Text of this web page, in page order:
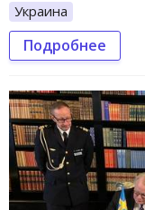
Украина
Подробнее